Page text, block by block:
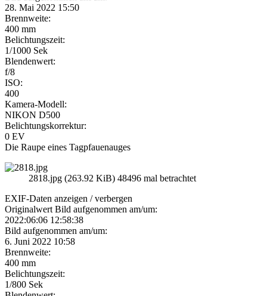
28. Mai 2022 15:50
Brennweite:
400 mm
Belichtungszeit:
1/1000 Sek
Blendenwert:
f/8
ISO:
400
Kamera-Modell:
NIKON D500
Belichtungskorrektur:
0 EV
Die Raupe eines Tagpfauenauges
2818.jpg (263.92 KiB) 48496 mal betrachtet
EXIF-Daten anzeigen / verbergen
Originalwert Bild aufgenommen am/um:
2022:06:06 12:58:38
Bild aufgenommen am/um:
6. Juni 2022 10:58
Brennweite:
400 mm
Belichtungszeit:
1/800 Sek